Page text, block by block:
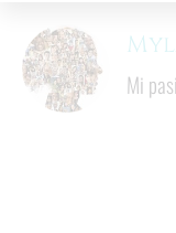
Mi